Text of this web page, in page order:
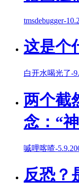
tmsdebugger-
这是个
白开水喝光了-
两个截
念：“
嘁哩喀喳-
反恐？